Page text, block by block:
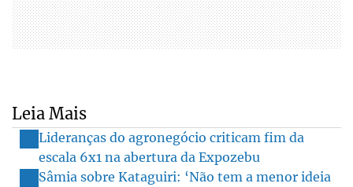
Leia Mais
Lideranças do agronegócio criticam fim da
escala 6x1 na abertura da Expozebu
Sâmia sobre Kataguiri: ‘Não tem a menor ideia